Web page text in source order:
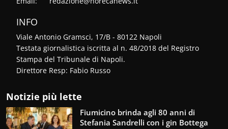
INFO
Viale Antonio Gramsci, 17/B - 80122 Napoli
Testata giornalistica iscritta al n. 48/2018 del Registro
Stampa del Tribunale di Napoli.
Direttore Resp: Fabio Russo
Notizie più lette
Fiumicino brinda agli 80 anni di
Stefania Sandrelli con i gin Bottega